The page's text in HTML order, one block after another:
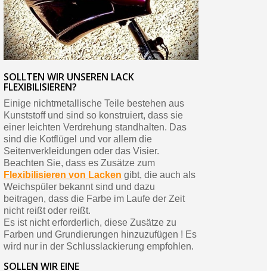
SOLLTEN WIR UNSEREN LACK
FLEXIBILISIEREN?
Einige nichtmetallische Teile bestehen aus
Kunststoff und sind so konstruiert, dass sie
einer leichten Verdrehung standhalten. Das
sind die Kotflügel und vor allem die
Seitenverkleidungen oder das Visier.
Beachten Sie, dass es Zusätze zum
Flexibilisieren von Lacken gibt, die auch als
Weichspüler bekannt sind und dazu
beitragen, dass die Farbe im Laufe der Zeit
nicht reißt oder reißt.
Es ist nicht erforderlich, diese Zusätze zu
Farben und Grundierungen hinzuzufügen ! Es
wird nur in der Schlusslackierung empfohlen.
SOLLEN WIR EINE